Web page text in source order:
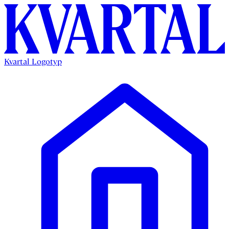
Kvartal Logotyp